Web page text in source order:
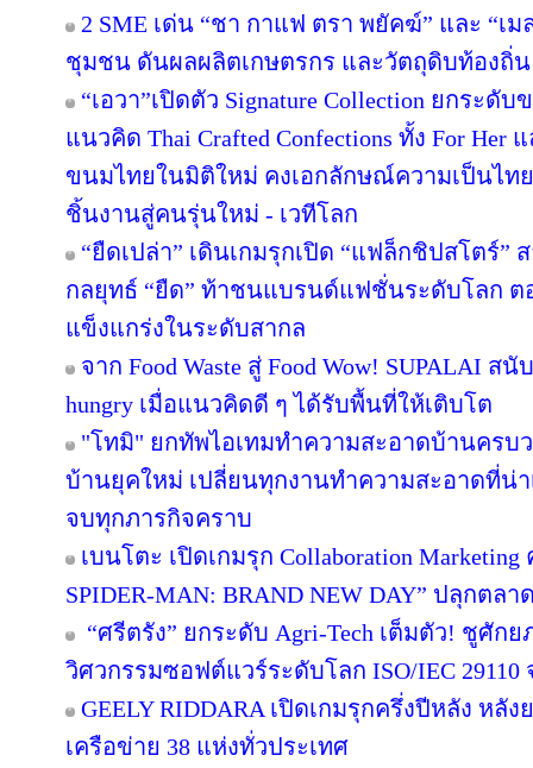
2 SME เด่น “ชา กาแฟ ตรา พยัคฆ์” และ “
ชุมชน ดันผลผลิตเกษตรกร และวัตถุดิบท้องถิ่
“เอวา”เปิดตัว Signature Collection ยกระ
แนวคิด Thai Crafted Confections ทั้ง For Her
ขนมไทยในมิติใหม่ คงเอกลักษณ์ความเป็นไท
ชิ้นงานสู่คนรุ่นใหม่ - เวทีโลก
“ยืดเปล่า” เดินเกมรุกเปิด “แฟล็กชิปสโตร์”
กลยุทธ์ “ยืด” ท้าชนแบรนด์แฟชั่นระดับโลก
แข็งแกร่งในระดับสากล
จาก Food Waste สู่ Food Wow! SUPALAI ส
hungry เมื่อแนวคิดดี ๆ ได้รับพื้นที่ให้เติบโต
"โทมิ" ยกทัพไอเทมทำความสะอาดบ้านครบ
บ้านยุคใหม่ เปลี่ยนทุกงานทำความสะอาดที่น่า
จบทุกภารกิจคราบ
เบนโตะ เปิดเกมรุก Collaboration
SPIDER-MAN: BRAND NEW DAY” ปลุกต
“ศรีตรัง” ยกระดับ Agri-Tech เต็มตัว! ชูศัก
วิศวกรรมซอฟต์แวร์ระดับโลก ISO/IEC 29110
GEELY RIDDARA เปิดเกมรุกครึ่งปีหลัง หลั
เครือข่าย 38 แห่งทั่วประเทศ